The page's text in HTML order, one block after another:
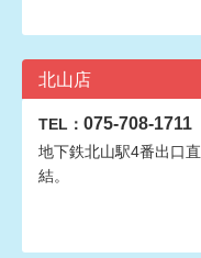
北山店
TEL： 075-708-1711
地下鉄北山駅4番出口直
結。